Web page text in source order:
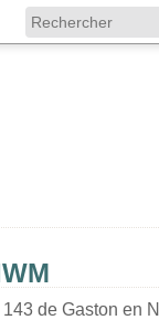
de Gaston en